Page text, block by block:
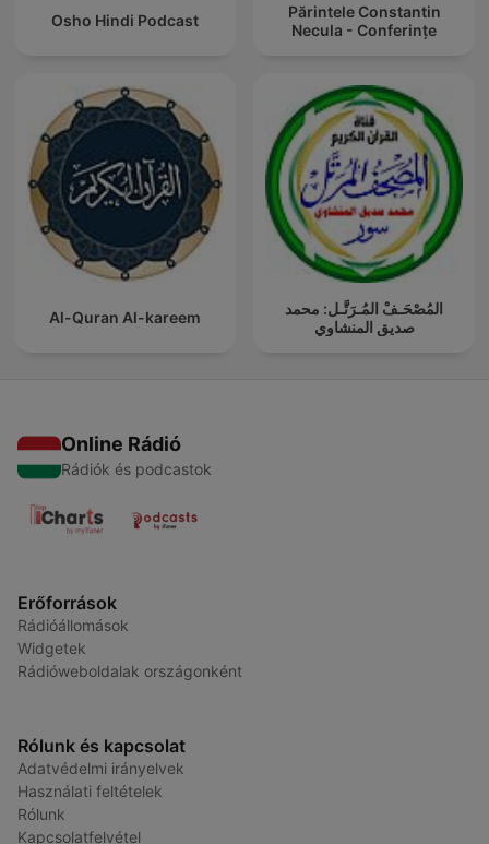
Osho Hindi Podcast
Părintele Constantin
Necula - Conferințe
Al-Quran Al-kareem
المُصْحَـفْ المُـرَتَّـل: محمد
صديق المنشاوي
Online Rádió
Rádiók és podcastok
Erőforrások
Rádióállomások
Widgetek
Rádióweboldalak országonként
Rólunk és kapcsolat
Adatvédelmi irányelvek
Használati feltételek
Rólunk
Kapcsolatfelvétel